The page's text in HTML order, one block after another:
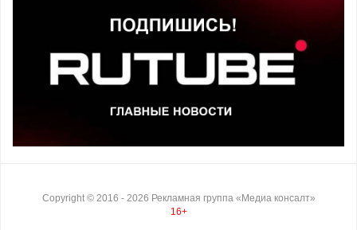
Copyright © 2016 - 2026 Рекламная группа «Медиа консалт»
16+